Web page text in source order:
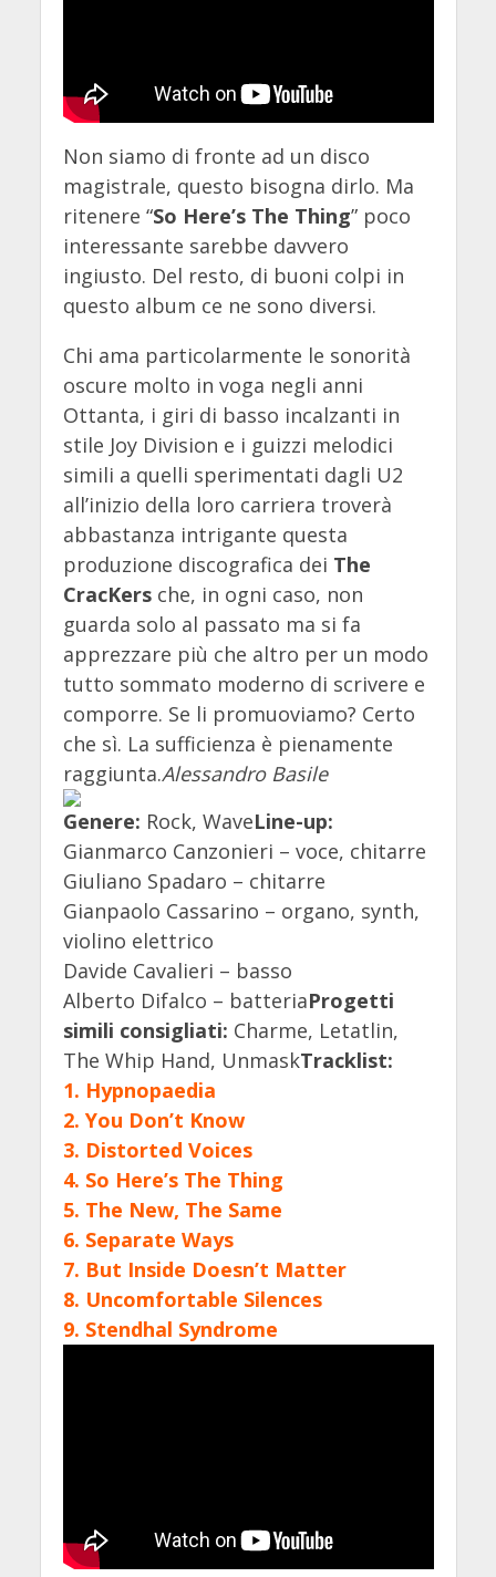
Non siamo di fronte ad un disco
magistrale, questo bisogna dirlo. Ma
ritenere “So Here’s The Thing” poco
interessante sarebbe davvero
ingiusto. Del resto, di buoni colpi in
questo album ce ne sono diversi.
Chi ama particolarmente le sonorità
oscure molto in voga negli anni
Ottanta, i giri di basso incalzanti in
stile Joy Division e i guizzi melodici
simili a quelli sperimentati dagli U2
all’inizio della loro carriera troverà
abbastanza intrigante questa
produzione discografica dei The
CracKersche, in ogni caso, non
guarda solo al passato ma si fa
apprezzare più che altro per un modo
tutto sommato moderno di scrivere e
comporre. Se li promuoviamo? Certo
che sì. La sufficienza è pienamente
raggiunta.Alessandro Basile
Genere: Rock, WaveLine-up:
Gianmarco Canzonieri – voce, chitarre
Giuliano Spadaro – chitarre
Gianpaolo Cassarino – organo, synth,
violino elettrico
Davide Cavalieri – basso
Alberto Difalco – batteriaProgetti
simili consigliati: Charme, Letatlin,
The Whip Hand, UnmaskTracklist:
1. Hypnopaedia
2. You Don’t Know
3. Distorted Voices
4. So Here’s The Thing
5. The New, The Same
6. Separate Ways
7. But Inside Doesn’t Matter
8. Uncomfortable Silences
9. Stendhal Syndrome